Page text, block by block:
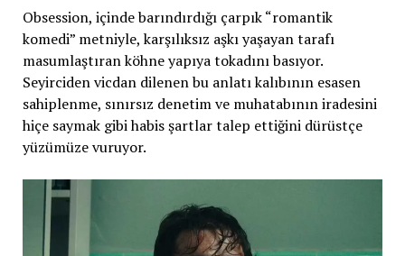
Obsession, içinde barındırdığı çarpık “romantik
komedi” metniyle, karşılıksız aşkı yaşayan tarafı
masumlaştıran köhne yapıya tokadını basıyor.
Seyirciden vicdan dilenen bu anlatı kalıbının esasen
sahiplenme, sınırsız denetim ve muhatabının iradesini
hiçe saymak gibi habis şartlar talep ettiğini dürüstçe
yüzümüze vuruyor.